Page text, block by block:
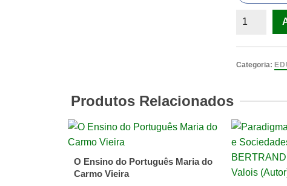
Quantidade
formação
Categoria:
Produtos Relacionados
O Ensino do Português Maria do
Carmo Vieira